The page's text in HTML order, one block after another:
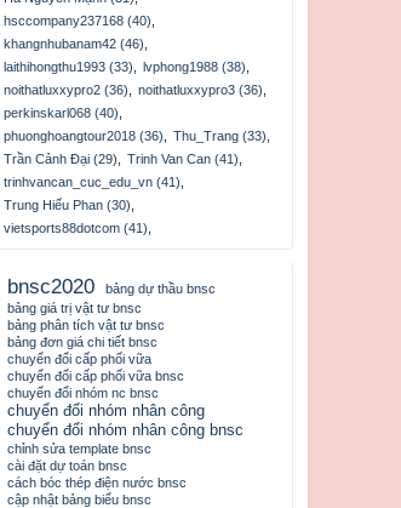
hsccompany237168 (40)
khangnhubanam42 (46)
laithihongthu1993 (33)
lvphong1988 (38)
noithatluxxypro2 (36)
noithatluxxypro3 (36)
perkinskarl068 (40)
phuonghoangtour2018 (36)
Thu_Trang (33)
Trần Cảnh Đại (29)
Trinh Van Can (41)
trinhvancan_cuc_edu_vn (41)
Trung Hiếu Phan (30)
vietsports88dotcom (41)
bnsc2020
bảng dự thầu bnsc
bảng giá trị vật tư bnsc
bảng phân tích vật tư bnsc
bảng đơn giá chi tiết bnsc
chuyển đổi cấp phối vữa
chuyển đổi cấp phối vữa bnsc
chuyển đổi nhóm nc bnsc
chuyển đổi nhóm nhân công
chuyển đổi nhóm nhân công bnsc
chỉnh sửa template bnsc
cài đặt dự toán bnsc
cách bóc thép điện nước bnsc
cập nhật bảng biểu bnsc